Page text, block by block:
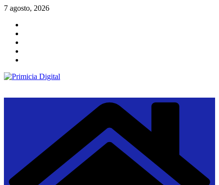
Saltar
contenido
7 agosto, 2026